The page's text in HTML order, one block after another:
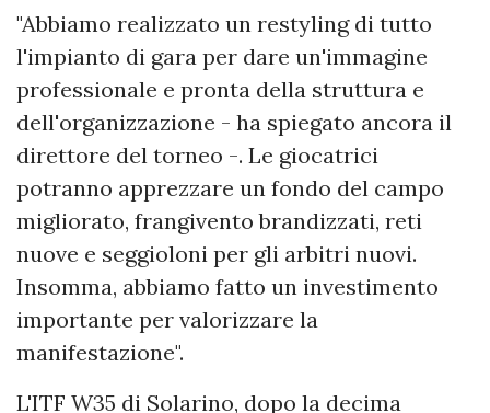
"Abbiamo realizzato un restyling di tutto
l'impianto di gara per dare un'immagine
professionale e pronta della struttura e
dell'organizzazione - ha spiegato ancora il
direttore del torneo -. Le giocatrici
potranno apprezzare un fondo del campo
migliorato, frangivento brandizzati, reti
nuove e seggioloni per gli arbitri nuovi.
Insomma, abbiamo fatto un investimento
importante per valorizzare la
manifestazione".
L'ITF W35 di Solarino, dopo la decima